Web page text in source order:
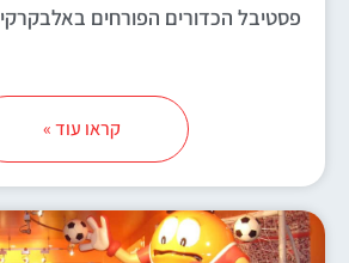
פסטיבל הכדורים הפורחים באלבקרקי
קראו עוד »